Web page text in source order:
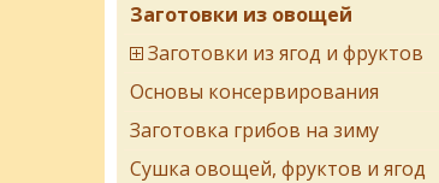
Заготовки из овощей
Заготовки из ягод и фруктов
Основы консервирования
Заготовка грибов на зиму
Сушка овощей, фруктов и ягод